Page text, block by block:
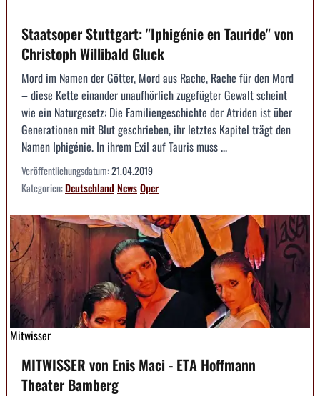
Staatsoper Stuttgart: "Iphigénie en Tauride" von
Christoph Willibald Gluck
Mord im Namen der Götter, Mord aus Rache, Rache für den Mord
– diese Kette einander unaufhörlich zugefügter Gewalt scheint
wie ein Naturgesetz: Die Familiengeschichte der Atriden ist über
Generationen mit Blut geschrieben, ihr letztes Kapitel trägt den
Namen Iphigénie. In ihrem Exil auf Tauris muss ...
Veröffentlichungsdatum:21.04.2019
Kategorien:DeutschlandNewsOper
Mitwisser
MITWISSER von Enis Maci - ETA Hoffmann
Theater Bamberg